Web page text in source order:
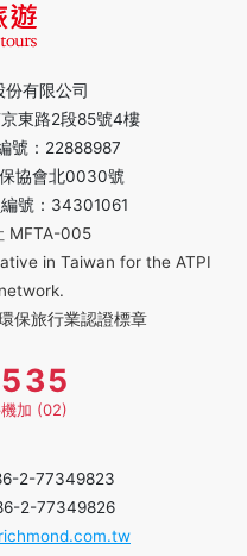
有限公司
東路2段85號4樓
號：22888987
協會北0030號
號：34301061
MFTA-005
in Taiwan for the ATPI
保旅行業認證標章
加 (02)
2-77349823
2-77349826